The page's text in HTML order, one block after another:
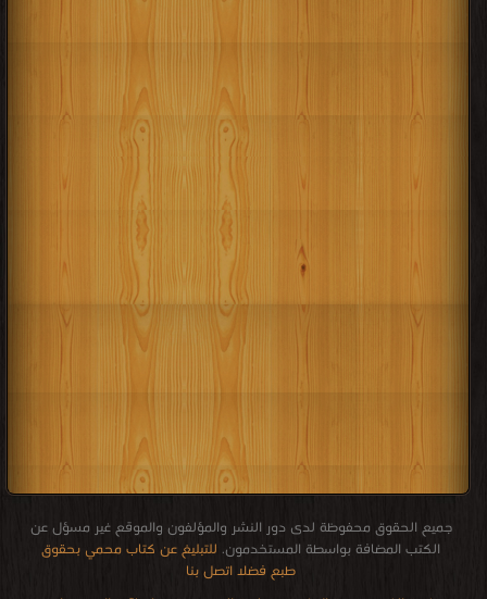
جميع الحقوق محفوظة لدى دور النشر والمؤلفون والموقع غير مسؤل عن
الكتب المضافة بواسطة المستخدمون. للتبليغ عن كتاب محمي بحقوق
طبع فضلا اتصل بنا